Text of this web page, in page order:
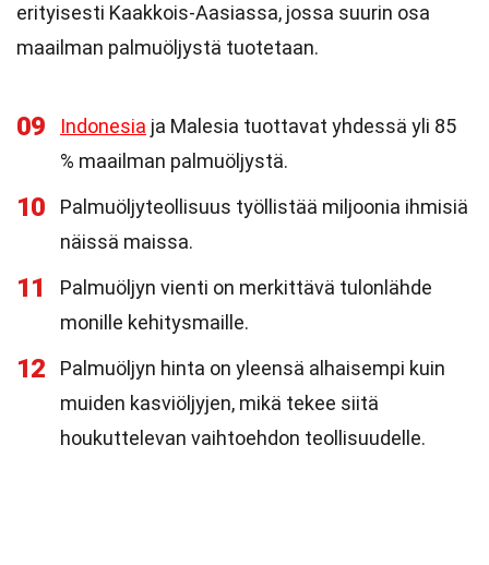
erityisesti Kaakkois-Aasiassa, jossa suurin osa
maailman palmuöljystä tuotetaan.
09 Indonesia ja Malesia tuottavat yhdessä yli 85
% maailman palmuöljystä.
10
Palmuöljyteollisuus työllistää miljoonia ihmisiä
näissä maissa.
11
Palmuöljyn vienti on merkittävä tulonlähde
monille kehitysmaille.
12
Palmuöljyn hinta on yleensä alhaisempi kuin
muiden kasviöljyjen, mikä tekee siitä
houkuttelevan vaihtoehdon teollisuudelle.